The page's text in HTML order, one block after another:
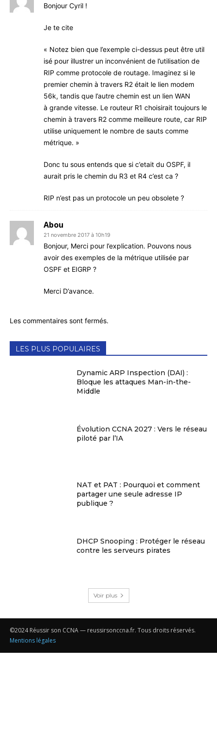
Bon­jour Cyril !
Je te cite
« Notez bien que l’exemple ci-des­sus peut être uti­l
i­sé pour illus­trer un incon­vé­nient de l’utilisation de
RIP comme pro­to­cole de rou­tage. Ima­gi­nez si le
pre­mier che­min à tra­vers R2 était le lien modem
56k, tan­dis que l’autre che­min est un lien WAN
à grande vitesse. Le rou­teur R1 choi­si­rait tou­jours le
che­min à tra­vers R2 comme meilleure route, car RIP
uti­lise uni­que­ment le nombre de sauts comme
métrique. »
Donc tu sous entends que si c’e­tait du OSPF, il
aurait pris le che­min du R3 et R4 c’est ca ?
RIP n’est pas un pro­to­cole un peu obsolete ?
Abou
21 novembre 2017 à 10h19
Bon­jour, Mer­ci pour l’ex­pli­ca­tion. Pou­vons nous
avoir des exemples de la métrique uti­li­sée par
OSPF et EIGRP ?
Mer­ci D’avance.
Les commentaires sont fermés.
LES PLUS POPULAIRES
Dynamic ARP Inspection (DAI) :
Bloque les attaques Man-in-the-
Middle
Évolution CCNA 2027 : Vers le réseau
piloté par l’IA
NAT et PAT : Pourquoi et comment
partager une seule adresse IP
publique ?
DHCP Snooping : Protéger le réseau
contre les serveurs pirates
Voir plus
©2024 Réussir son CCNA — reussirsonccna.fr. Tous droits réservés.
Mentions légales